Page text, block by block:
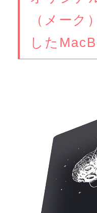
（メーク
した